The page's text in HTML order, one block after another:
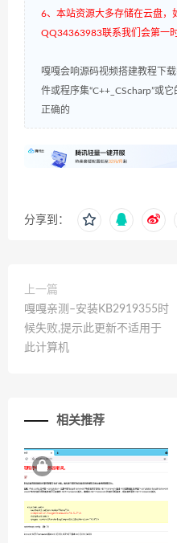
6、本站资源大多存储在云盘，
QQ34363983联系我们会第一
嘎嘎会响源码视频搭建教程下
件或程序集“C++_CScharp”或
正确的
分享到：
上一篇
嘎嘎亲测–安装KB2919355时
候失败,提示此更新不适用于
此计算机
相关推荐